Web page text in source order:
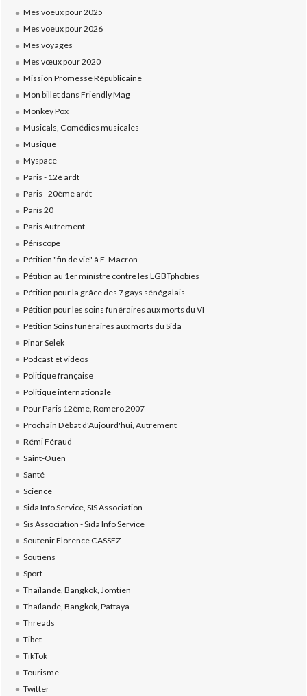
Mes voeux pour 2025
Mes voeux pour 2026
Mes voyages
Mes vœux pour 2020
Mission Promesse Républicaine
Mon billet dans Friendly Mag
Monkey Pox
Musicals, Comédies musicales
Musique
Myspace
Paris - 12è ardt
Paris - 20ème ardt
Paris 20
Paris Autrement
Périscope
Pétition "fin de vie" à E. Macron
Pétition au 1er ministre contre les LGBTphobies
Pétition pour la grâce des 7 gays sénégalais
Pétition pour les soins funéraires aux morts du VI
Pétition Soins funéraires aux morts du Sida
Pinar Selek
Podcast et videos
Politique française
Politique internationale
Pour Paris 12ème, Romero 2007
Prochain Débat d'Aujourd'hui, Autrement
Rémi Féraud
Saint-Ouen
Santé
Science
Sida Info Service, SIS Association
Sis Association - Sida Info Service
Soutenir Florence CASSEZ
Soutiens
Sport
Thaïlande, Bangkok, Jomtien
Thaïlande, Bangkok, Pattaya
Threads
Tibet
TikTok
Tourisme
Twitter